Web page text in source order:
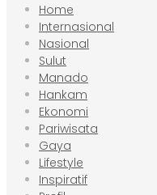
Home
Internasional
Nasional
Sulut
Manado
Hankam
Ekonomi
Pariwisata
Gaya
Lifestyle
Inspiratif